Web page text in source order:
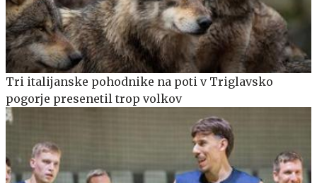
Tri italijanske pohodnike na poti v Triglavsko
pogorje presenetil trop volkov